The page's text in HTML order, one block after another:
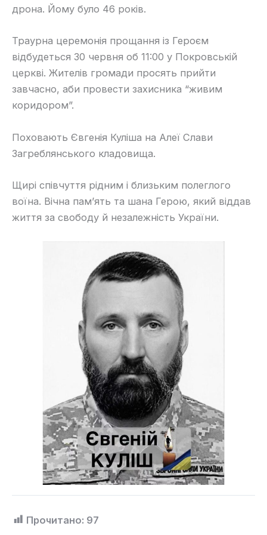
дрона. Йому було 46 років.
Траурна церемонія прощання із Героєм
відбудеться 30 червня об 11:00 у Покровській
церкві. Жителів громади просять прийти
завчасно, аби провести захисника “живим
коридором”.
Поховають Євгенія Куліша на Алеї Слави
Загреблянського кладовища.
Щирі співчуття рідним і близьким полеглого
воїна. Вічна пам’ять та шана Герою, який віддав
життя за свободу й незалежність України.
Прочитано: 97